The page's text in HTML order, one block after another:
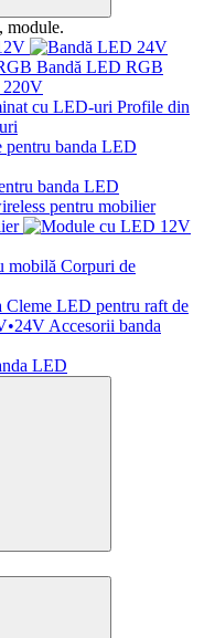
module.
Bandă LED RGB
220V
Profile din
banda LED
Corpuri de
Cleme LED pentru raft de
Accesorii banda
LED